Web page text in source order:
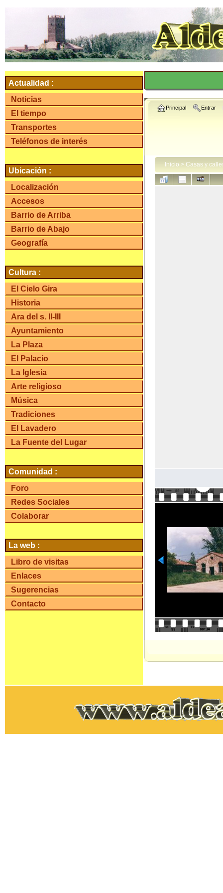
Actualidad :
Noticias
El tiempo
Transportes
Teléfonos de interés
Ubicación :
Localización
Accesos
Barrio de Arriba
Barrio de Abajo
Geografía
Cultura :
El Cielo Gira
Historia
Ara del s. II-III
Ayuntamiento
La Plaza
El Palacio
La Iglesia
Arte religioso
Música
Tradiciones
El Lavadero
La Fuente del Lugar
Comunidad :
Foro
Redes Sociales
Colaborar
La web :
Libro de visitas
Enlaces
Sugerencias
Contacto
Principal Entrar
Inicio > Casas y